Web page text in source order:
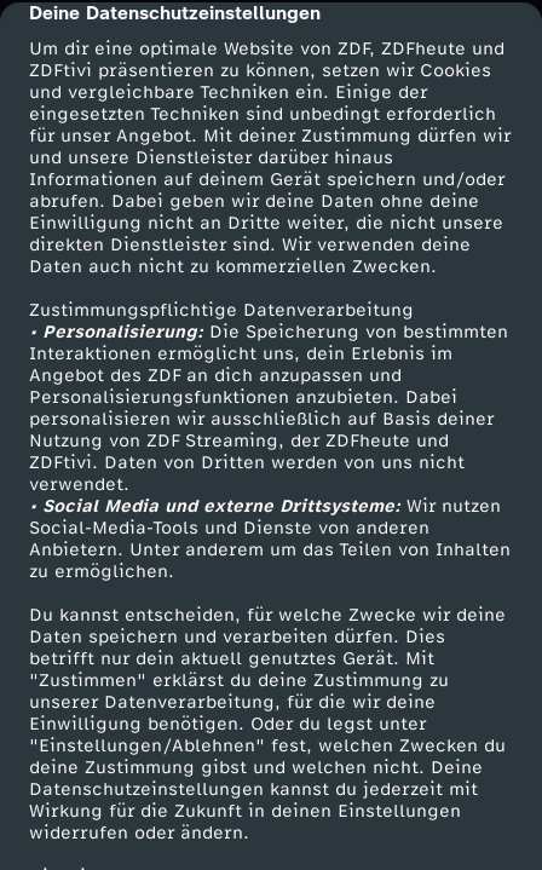
cmp-dialog-description
Deine Datenschutzeinstellungen
Um dir eine optimale Website von ZDF, ZDFheute und
ZDFtivi präsentieren zu können, setzen wir Cookies
und vergleichbare Techniken ein. Einige der
eingesetzten Techniken sind unbedingt erforderlich
für unser Angebot. Mit deiner Zustimmung dürfen wir
und unsere Dienstleister darüber hinaus
Informationen auf deinem Gerät speichern und/oder
abrufen. Dabei geben wir deine Daten ohne deine
Einwilligung nicht an Dritte weiter, die nicht unsere
direkten Dienstleister sind. Wir verwenden deine
Daten auch nicht zu kommerziellen Zwecken.
Zustimmungspflichtige Datenverarbeitung
• Personalisierung:Die Speicherung von bestimmten
Interaktionen ermöglicht uns, dein Erlebnis im
Angebot des ZDF an dich anzupassen und
Personalisierungsfunktionen anzubieten. Dabei
personalisieren wir ausschließlich auf Basis deiner
Nutzung von ZDF Streaming, der ZDFheute und
ZDFtivi. Daten von Dritten werden von uns nicht
verwendet.
• Social Media und externe Drittsysteme:Wir nutzen
Social-Media-Tools und Dienste von anderen
Anbietern. Unter anderem um das Teilen von Inhalten
zu ermöglichen.
Du kannst entscheiden, für welche Zwecke wir deine
Daten speichern und verarbeiten dürfen. Dies
betrifft nur dein aktuell genutztes Gerät. Mit
"Zustimmen" erklärst du deine Zustimmung zu
unserer Datenverarbeitung, für die wir deine
Einwilligung benötigen. Oder du legst unter
"Einstellungen/Ablehnen" fest, welchen Zwecken du
deine Zustimmung gibst und welchen nicht. Deine
Datenschutzeinstellungen kannst du jederzeit mit
Wirkung für die Zukunft in deinen Einstellungen
widerrufen oder ändern.
e
y
e
r
Mehr ZDF
ZDF-Apps
Smart TV
ZDFtext
Livestreams
Sendungen A-Z
TV-Programm
Service
ZDFmitreden
Kontakt zum ZDF
Tickets
Zuschauerservice
Hilfe
ZDF Unternehmen
Karriere
ZDF goes Schule
Werbefernsehen
Mainzelmännchen